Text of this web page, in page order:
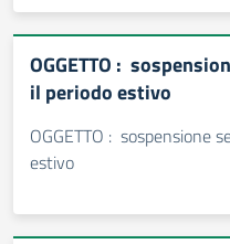
OGGETTO :
il periodo estivo
OGGETTO : sospensione
estivo